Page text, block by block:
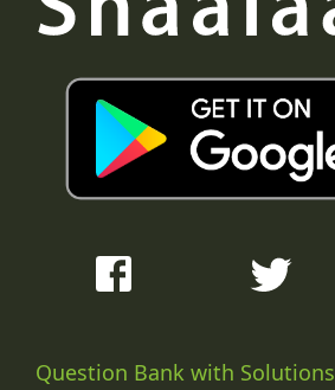
Question Bank with Solutions